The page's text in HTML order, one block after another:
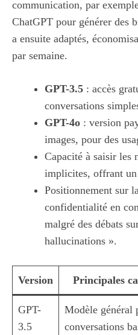
communication, par
ChatGPT pour générer des
a ensuite adaptés,
par semaine.
GPT-3.5 : accès
conversations
GPT-4o : version
images, pour des
Capacité à saisir les
implicites, offrant
Positionnement sur
confidentialité en
malgré des débats
hallucinations ».
Version Principales
GPT-
3.5
Modèle général
conversations